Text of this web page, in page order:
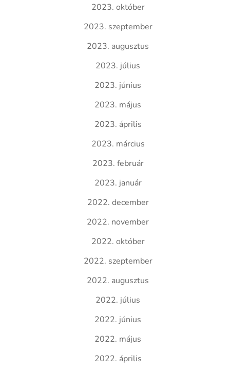
2023. október
2023. szeptember
2023. augusztus
2023. július
2023. június
2023. május
2023. április
2023. március
2023. február
2023. január
2022. december
2022. november
2022. október
2022. szeptember
2022. augusztus
2022. július
2022. június
2022. május
2022. április